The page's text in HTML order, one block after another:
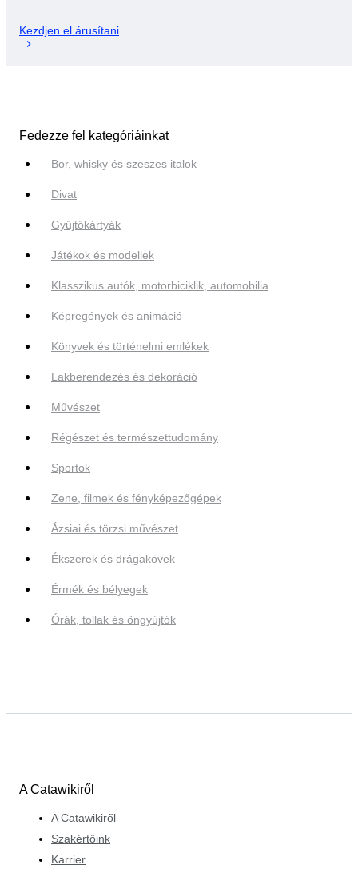
Kezdjen el árusítani
Fedezze fel kategóriáinkat
Bor, whisky és szeszes italok
Divat
Gyűjtőkártyák
Játékok és modellek
Klasszikus autók, motorbiciklik, automobilia
Képregények és animáció
Könyvek és történelmi emlékek
Lakberendezés és dekoráció
Művészet
Régészet és természettudomány
Sportok
Zene, filmek és fényképezőgépek
Ázsiai és törzsi művészet
Ékszerek és drágakövek
Érmék és bélyegek
Órák, tollak és öngyújtók
A Catawikiről
A Catawikiről
Szakértőink
Karrier